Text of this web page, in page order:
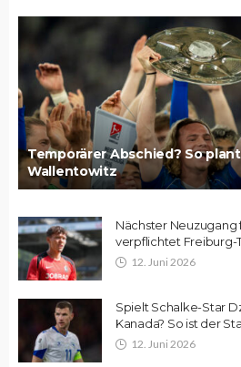
Temporärer Abschied? So
Wallentowitz
Nächster Neuzugang
verpflichtet Freiburg-
12. Juni 2026
Spielt Schalke-Star
Kanada? So ist der
12. Juni 2026